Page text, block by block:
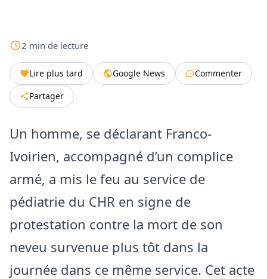
2 min de lecture
Lire plus tard Google News
Commenter
Partager
Un homme, se déclarant Franco-
Ivoirien, accompagné d’un complice
armé, a mis le feu au service de
pédiatrie du CHR en signe de
protestation contre la mort de son
neveu survenue plus tôt dans la
journée dans ce même service. Cet acte